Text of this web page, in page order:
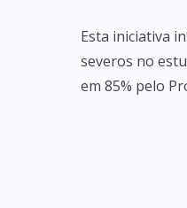
Esta iniciativa
severos no
em 85% pelo